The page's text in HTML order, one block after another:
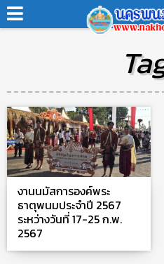
งานนมัสการองค์พระ
ธาตุพนมประจำปี 2567
ระหว่างวันที่ 17-25 ก.พ.
2567